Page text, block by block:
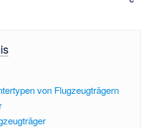
von Flugzeugträgern